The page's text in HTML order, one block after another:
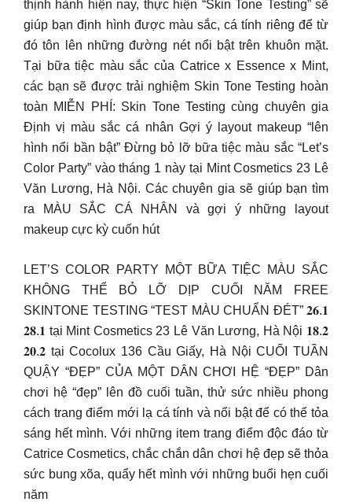
thịnh hành hiện nay, thực hiện “Skin Tone Testing” sẽ
giúp bạn định hình được màu sắc, cá tính riêng để từ
đó tôn lên những đường nét nổi bật trên khuôn mặt.
Tại bữa tiệc màu sắc của Catrice x Essence x Mint,
các bạn sẽ được trải nghiệm Skin Tone Testing hoàn
toàn MIỄN PHÍ: Skin Tone Testing cùng chuyên gia
Định vị màu sắc cá nhân Gợi ý layout makeup “lên
hình nổi bần bật” Đừng bỏ lỡ bữa tiệc màu sắc “Let’s
Color Party” vào tháng 1 này tại Mint Cosmetics 23 Lê
Văn Lương, Hà Nội. Các chuyên gia sẽ giúp bạn tìm
ra MÀU SẮC CÁ NHÂN và gợi ý những layout
makeup cực kỳ cuốn hút
LET’S COLOR PARTY MỘT BỮA TIỆC MÀU SẮC
KHÔNG THỂ BỎ LỠ DỊP CUỐI NĂM FREE
SKINTONE TESTING “TEST MÀU CHUẨN ĐÉT” 𝟐𝟔.𝟏
𝟐𝟖.𝟏 tại Mint Cosmetics 23 Lê Văn Lương, Hà Nội 𝟏𝟖.𝟐
𝟐𝟎.𝟐 tại Cocolux 136 Cầu Giấy, Hà Nội CUỐI TUẦN
QUẬY “ĐẸP” CỦA MỘT DÂN CHƠI HỆ “ĐẸP” Dân
chơi hệ “đẹp” lên đồ cuối tuần, thử sức nhiều phong
cách trang điểm mới lạ cá tính và nổi bật để có thể tỏa
sáng hết mình. Với những item trang điểm độc đáo từ
Catrice Cosmetics, chắc chắn dân chơi hệ đẹp sẽ thỏa
sức bung xõa, quẩy hết mình với những buổi hẹn cuối
năm